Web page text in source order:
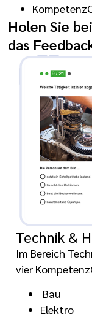
Holen Sie
das
Technik &
Im Bereich
vier
Bau
Elektro